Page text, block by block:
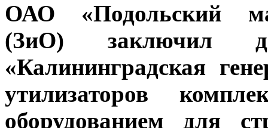
ОАО «Подольский
(ЗиО) заключил
«Калининградская
утилизаторов
оборудованием для